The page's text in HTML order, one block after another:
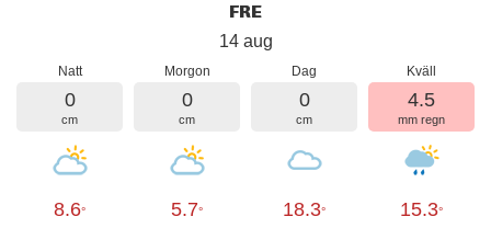
FRE
14 aug
Natt
0
cm
8.6°
Morgon
0
cm
5.7°
Dag
0
cm
18.3°
Kväll
4.5
mm regn
15.3°